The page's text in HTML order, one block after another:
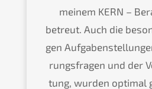
meinem KERN –
betreut. Auch die
gen
rungs­fra­gen und der
tung, wurden optimal